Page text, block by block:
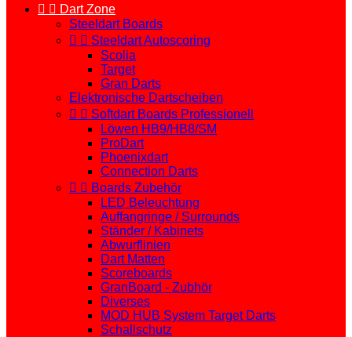
  Dart Zone
Steeldart Boards
  Steeldart Autoscoring
Scolia
Target
Gran Darts
Elektronische Dartscheiben
  Softdart Boards Professionell
Löwen HB9/HB8/SM
ProDart
Phoenixdart
Connection Darts
  Boards Zubehör
LED Beleuchtung
Auffangringe / Surrounds
Ständer / Kabinets
Abwurflinien
Dart Matten
Scoreboards
GranBoard - Zubhör
Diverses
MOD HUB System Target Darts
Schallschutz